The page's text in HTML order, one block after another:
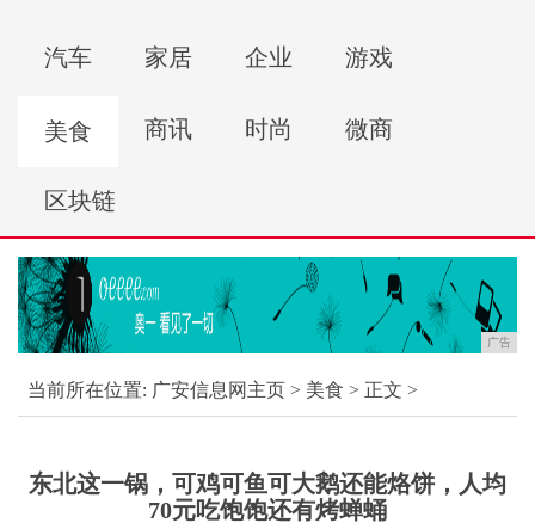
汽车 家居 企业 游戏
美食 商讯 时尚 微商
区块链
广告
当前所在位置: 广安信息网主页 > 美食 > 正文 >
东北这一锅，可鸡可鱼可大鹅还能烙饼，人均
70元吃饱饱还有烤蝉蛹